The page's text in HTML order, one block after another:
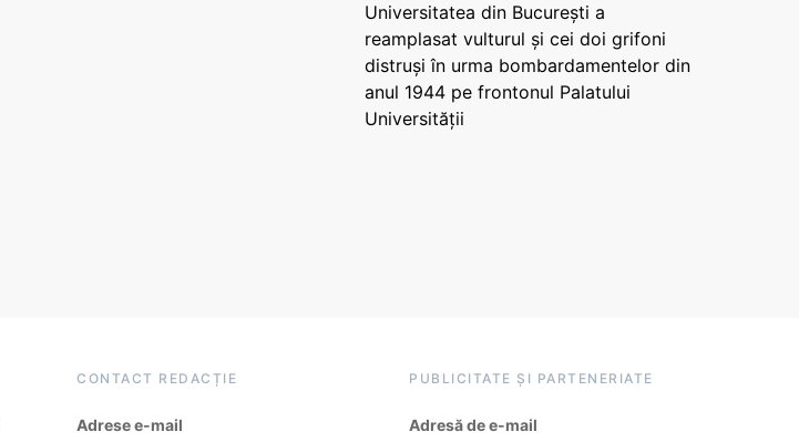
Universitatea din București a
reamplasat vulturul și cei doi grifoni
distruși în urma bombardamentelor din
anul 1944 pe frontonul Palatului
Universității
CONTACT REDACȚIE
Adrese e-mail
PUBLICITATE ȘI PARTENERIATE
Adresă de e-mail